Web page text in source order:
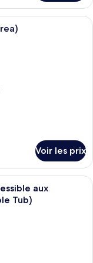
d’hôtel avec un lit
Voir les prix
d’hôtel avec un
aux
Tub)